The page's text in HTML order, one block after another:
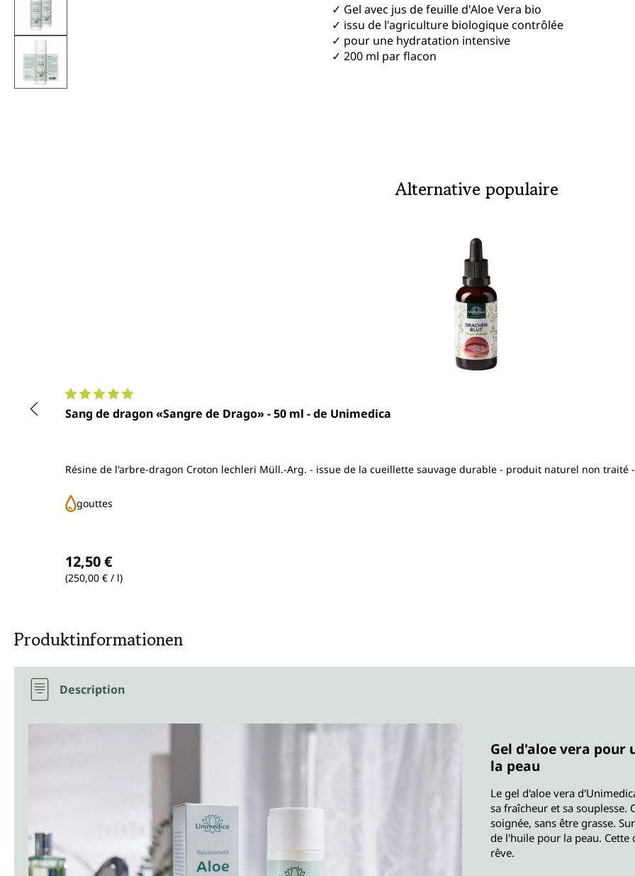
✓ Gel avec jus de feuille d'Aloe Vera bio
✓ issu de l'agriculture biologique contrôlée
✓ pour une hydratation intensive
✓ 200 ml par flacon
Alternative populaire
Note moyenne de 5 sur 5 étoiles
Sang de dragon «Sangre de Drago» - 50 ml - de Unimedica
Résine de l'arbre-dragon Croton lechleri Müll.-Arg. - issue de la cueillette sauvage durable - produit naturel non traité
gouttes
12,50 €
(250,00 € / l)
Produktinformationen
Description
Gel d'aloe vera pour
la peau
Le gel d'aloe vera
sa fraîcheur et sa souplesse.
soignée, sans être grasse.
de l'huile pour la peau.
rêve.